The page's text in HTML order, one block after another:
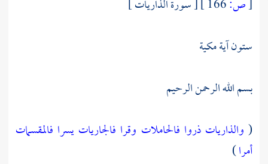
[ص:
[ سورة الذاريات ]
ستون آية مكية
بسم الله الرحمن الرحيم
( والذاريات ذروا فالحاملات وقرا فالجاريات يسرا فالمقسمات
أمرا)